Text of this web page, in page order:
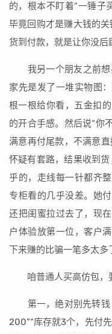
的，根本不盯着“一锤子
毕竟回购才是赚大钱的
货到付款，就是让你没后
我另一个朋友之前想
家先是发了一堆实物图
根一根给你看，五金扣
的开合手感。然后说“你
满意再付尾款，不满意
怀疑有套路，结果收到
乎的，走线每一针都齐
专柜看的几乎没差。她
还把闺蜜拉过去了，现
户体验放第一位，客户
下来赚的比骗一笔多太多
咱普通人买高仿包，要
第一，绝对别先转钱
200”“库存就3个，先付